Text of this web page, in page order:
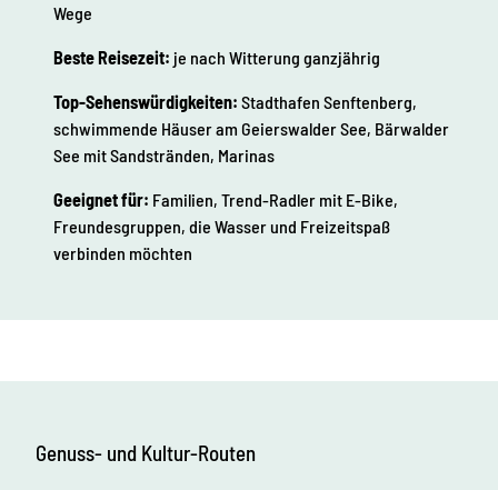
Wege
Beste Reisezeit: je nach Witterung ganzjährig
Top-Sehenswürdigkeiten: Stadthafen Senftenberg,
schwimmende Häuser am Geierswalder See, Bärwalder
See mit Sandstränden, Marinas
Geeignet für: Familien, Trend-Radler mit E-Bike,
Freundesgruppen, die Wasser und Freizeitspaß
verbinden möchten
Genuss- und Kultur-Routen